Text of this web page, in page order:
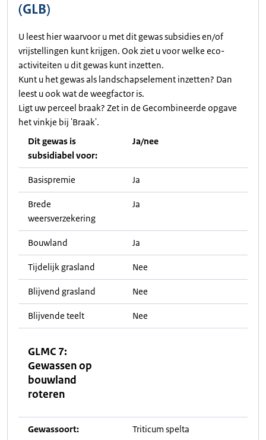
(GLB)
U leest hier waarvoor u met dit gewas subsidies en/of
vrijstellingen kunt krijgen. Ook ziet u voor welke eco-
activiteiten u dit gewas kunt inzetten.
Kunt u het gewas als landschapselement inzetten? Dan
leest u ook wat de weegfactor is.
Ligt uw perceel braak? Zet in de Gecombineerde opgave
het vinkje bij 'Braak'.
Dit gewas is
subsidiabel voor:
Ja/nee
Basispremie Ja
Brede
weersverzekering
Ja
Bouwland Ja
Tijdelijk grasland Nee
Blijvend grasland Nee
Blijvende teelt Nee
GLMC 7:
Gewassen op
bouwland
roteren
Gewassoort: Triticum spelta